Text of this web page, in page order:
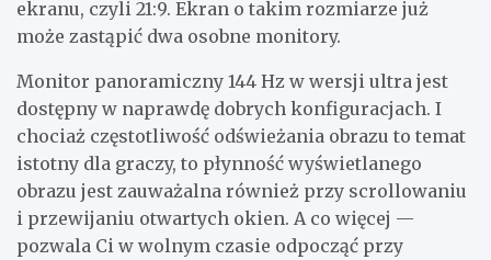
ekranu, czyli 21:9. Ekran o takim rozmiarze już
może zastąpić dwa osobne monitory.
Monitor panoramiczny 144 Hz w wersji ultra jest
dostępny w naprawdę dobrych konfiguracjach. I
chociaż częstotliwość odświeżania obrazu to temat
istotny dla graczy, to płynność wyświetlanego
obrazu jest zauważalna również przy scrollowaniu
i przewijaniu otwartych okien. A co więcej —
pozwala Ci w wolnym czasie odpocząć przy